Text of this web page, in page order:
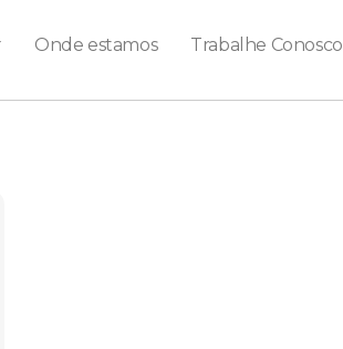
Onde estamos Trabalhe Conosco